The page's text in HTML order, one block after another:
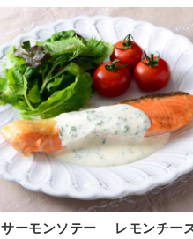
サーモンソテー レモンチー